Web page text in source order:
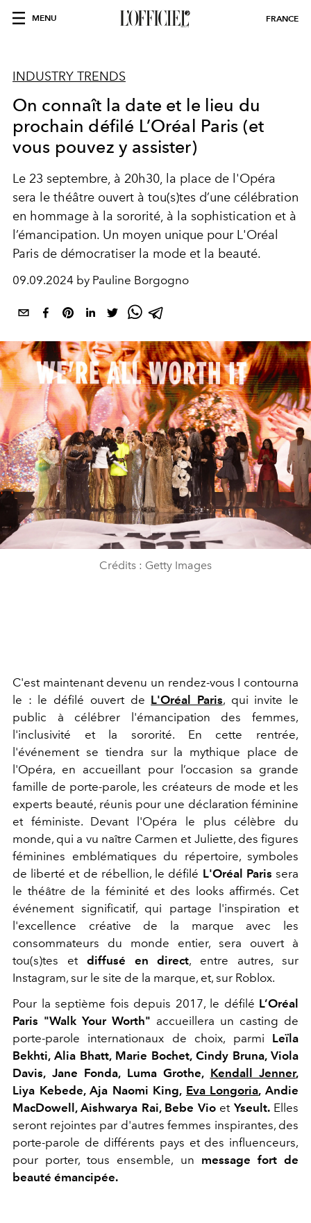
MENU FRANCE
INDUSTRY TRENDS
On connaît la date et le lieu du
prochain défilé L’Oréal Paris (et
vous pouvez y assister)
Le 23 septembre, à 20h30, la place de l'Opéra
sera le théâtre ouvert à tou(s)tes d’une célébration
en hommage à la sororité, à la sophistication et à
l’émancipation. Un moyen unique pour L'Oréal
Paris de démocratiser la mode et la beauté.
09.09.2024 by Pauline Borgogno
Crédits : Getty Images
C'est maintenant devenu un rendez-vous I contourna
le : le défilé ouvert de L'Oréal Paris, qui invite le
public à célébrer l'émancipation des femmes,
l'inclusivité et la sororité. En cette rentrée,
l'événement se tiendra sur la mythique place de
l'Opéra, en accueillant pour l’occasion sa grande
famille de porte-parole, les créateurs de mode et les
experts beauté, réunis pour une déclaration féminine
et féministe. Devant l'Opéra le plus célèbre du
monde, qui a vu naître Carmen et Juliette, des figures
féminines emblématiques du répertoire, symboles
de liberté et de rébellion, le défilé L'Oréal Paris sera
le théâtre de la féminité et des looks affirmés. Cet
événement significatif, qui partage l'inspiration et
l'excellence créative de la marque avec les
consommateurs du monde entier, sera ouvert à
tou(s)tes et diffusé en direct, entre autres, sur
Instagram, sur le site de la marque, et, sur Roblox.
Pour la septième fois depuis 2017, le défilé L’Oréal
Paris "Walk Your Worth" accueillera un casting de
porte-parole internationaux de choix, parmi Leïla
Bekhti, Alia Bhatt, Marie Bochet, Cindy Bruna, Viola
Davis, Jane Fonda, Luma Grothe, Kendall Jenner,
Liya Kebede, Aja Naomi King, Eva Longoria, Andie
MacDowell, Aishwarya Rai, Bebe Vio etYseult.Elles
seront rejointes par d'autres femmes inspirantes, des
porte-parole de différents pays et des influenceurs,
pour porter, tous ensemble, un message fort de
beauté émancipée.